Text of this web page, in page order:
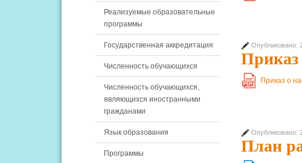
Опубликовано:
Приказ
PDF Приказ о
Опубликовано:
План
Реализуемые образовательные
программы
Государственная аккредитация
Численность обучающихся
Численность обучающихся,
являющихся иностранными
гражданами
Язык образования
Программы